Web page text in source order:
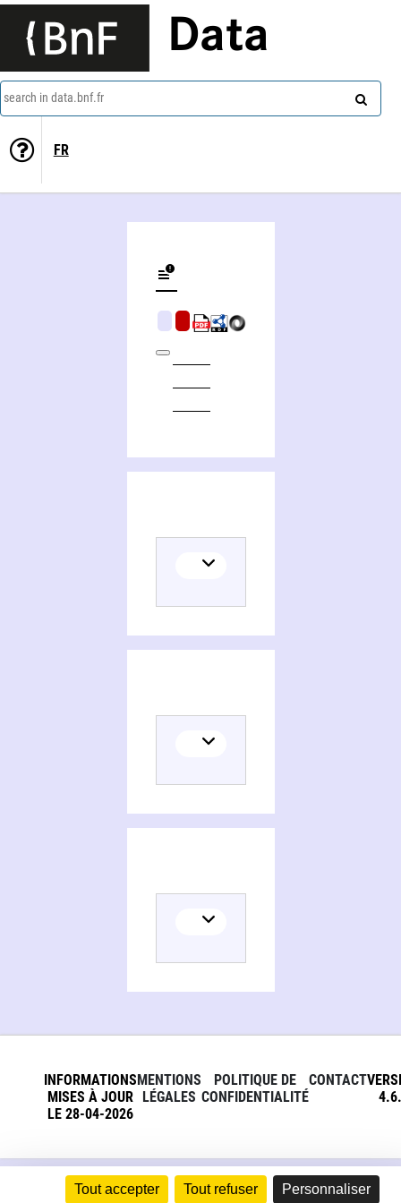
Tout accepter Tout refuser Personnaliser
Data
search in data.bnf.fr
FR
INFORMATIONS
MISES À JOUR
LE 28-04-2026
MENTIONS
LÉGALES
POLITIQUE DE
CONFIDENTIALITÉ
CONTACT